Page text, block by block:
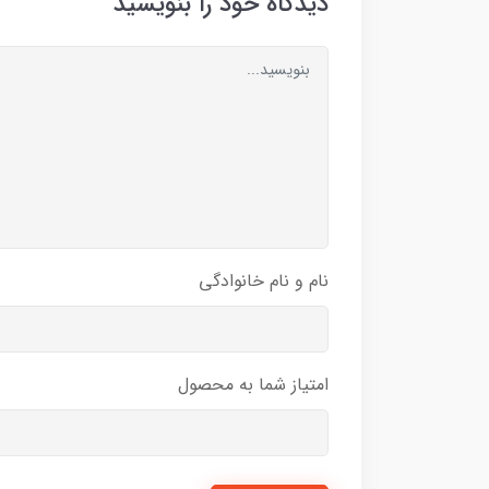
نام و نام خانوادگی
امتیاز شما به محصول